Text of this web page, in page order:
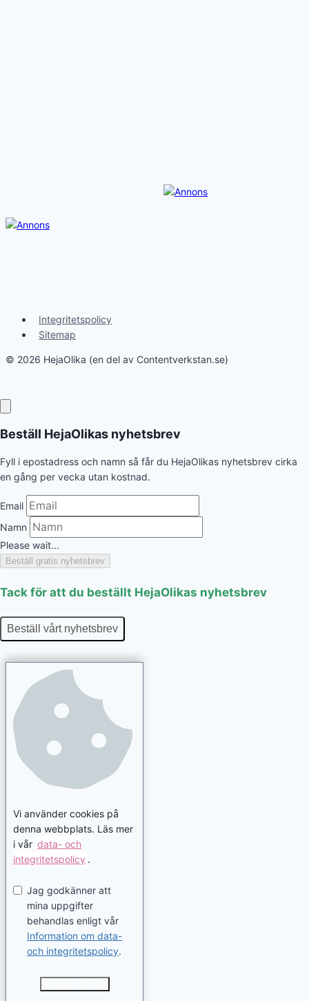
Integritetspolicy
Sitemap
© 2026 HejaOlika (en del av Contentverkstan.se)
Beställ HejaOlikas nyhetsbrev
Fyll i epostadress och namn så får du HejaOlikas nyhetsbrev cirka
en gång per vecka utan kostnad.
Email
Namn
Please wait...
Beställ gratis nyhetsbrev
Tack för att du beställt HejaOlikas nyhetsbrev
Beställ vårt nyhetsbrev
Vi använder cookies på
denna webbplats. Läs mer
i vår data- och
integritetspolicy .
Jag godkänner att
mina uppgifter
behandlas enligt vår
Information om data-
och integritetspolicy.